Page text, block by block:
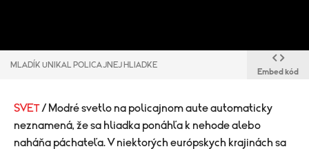
MLADÍK UNIKAL POLICAJNEJ HLIADKE
Embed kód
SVET/ Modré svetlo na policajnom aute automaticky
neznamená, že sa hliadka ponáhľa k nehode alebo
naháňa páchateľa. V niektorých európskych krajinách sa